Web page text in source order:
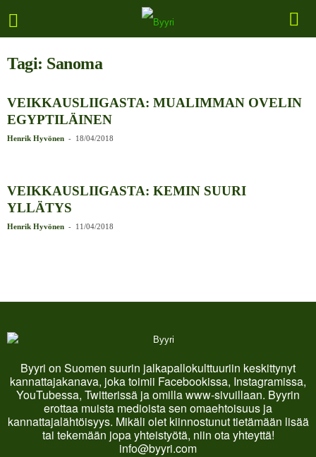
Tagi: Sanoma
VEIKKAUSLIIGASTA: MUALIMMAN OVELIN
EGYPTILÄINEN
Henrik Hyvönen - 18/04/2018
VEIKKAUSLIIGASTA: KEMIN SUURI
YLLÄTYS
Henrik Hyvönen - 11/04/2018
Byyri on Suomen suurin jalkapallokulttuuriin keskittynyt
kannattajakanava, joka toimii Facebookissa, Instagramissa,
YouTubessa, Twitterissä ja omilla www-sivuillaan. Byyrin
erottaa muista medioista sen omaehtoisuus ja
kannattajalähtöisyys. Mikäli olet kiinnostunut tietämään lisää
tai tekemään jopa yhteistyötä, niin ota yhteyttä!
info@byyri.com